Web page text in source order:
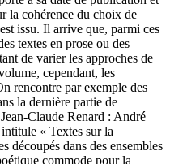
la cohérence du choix de
issu. Il arrive que, parmi ces
textes en prose ou des
de varier les approches de
cependant, les
rencontre par exemple des
la dernière partie de
Claude Renard : André
« Textes sur la
découpés dans des ensembles
commode pour la